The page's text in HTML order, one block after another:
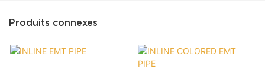
Produits connexes